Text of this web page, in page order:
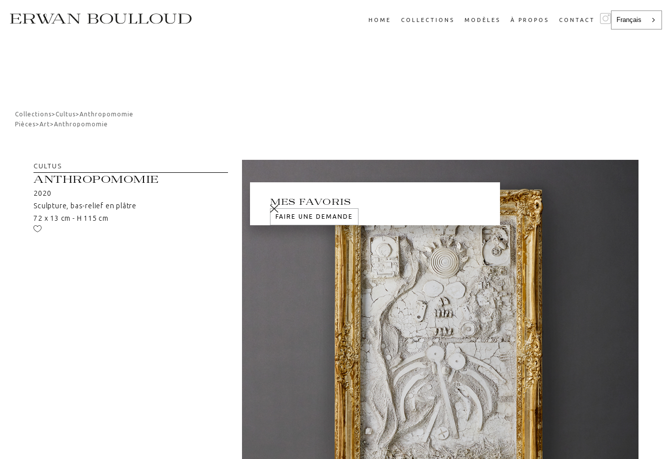
HOME COLLECTIONS MODÈLES À PROPOS CONTACT Français
MES FAVORIS
FAIRE UNE DEMANDE
Collections> Cultus>Anthropomomie
Pièces>Art>Anthropomomie
CULTUS
ANTHROPOMOMIE
2020
Sculpture, bas-relief en plâtre
72 x 13 cm - H 115 cm